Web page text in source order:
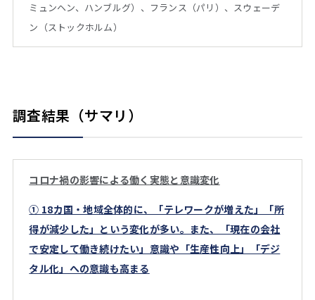
ミュンヘン、ハンブルグ）、フランス（パリ）、スウェーデ
ン（ストックホルム）
調査結果（サマリ）
コロナ禍の影響による働く実態と意識変化
① 18カ国・地域全体的に、「テレワークが増えた」「所
得が減少した」という変化が多い。また、「現在の会社
で安定して働き続けたい」意識や「生産性向上」「デジ
タル化」への意識も高まる